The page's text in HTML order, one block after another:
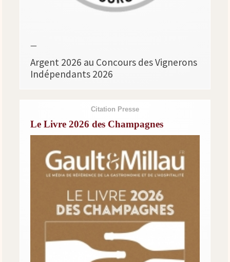
—
Argent 2026 au Concours des Vignerons
Indépendants 2026
Citation Presse
Le Livre 2026 des Champagnes